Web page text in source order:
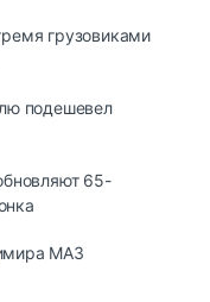
грузовиками
подешевел
65-
МАЗ